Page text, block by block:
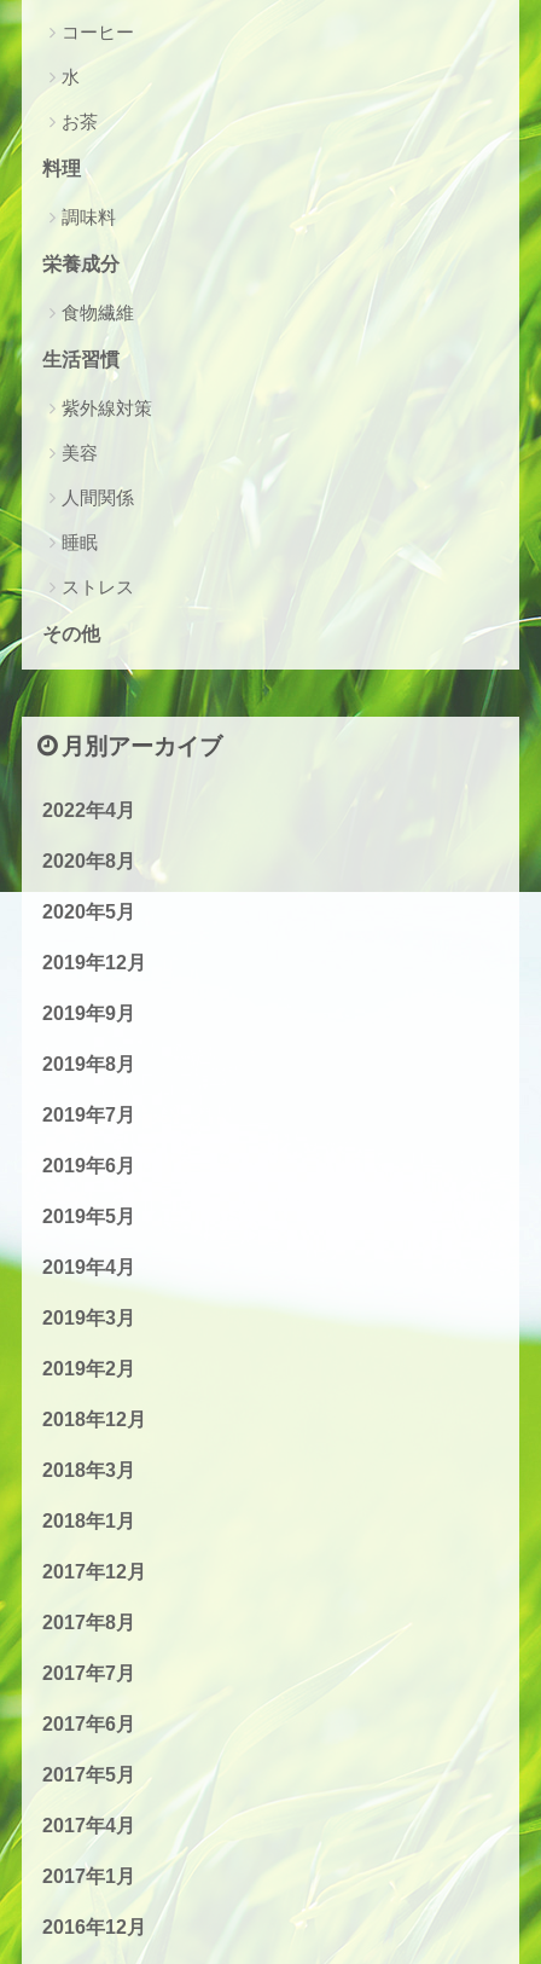
コーヒー
水
お茶
料理
調味料
栄養成分
食物繊維
生活習慣
紫外線対策
美容
人間関係
睡眠
ストレス
その他
月別アーカイブ
2022年4月
2020年8月
2020年5月
2019年12月
2019年9月
2019年8月
2019年7月
2019年6月
2019年5月
2019年4月
2019年3月
2019年2月
2018年12月
2018年3月
2018年1月
2017年12月
2017年8月
2017年7月
2017年6月
2017年5月
2017年4月
2017年1月
2016年12月